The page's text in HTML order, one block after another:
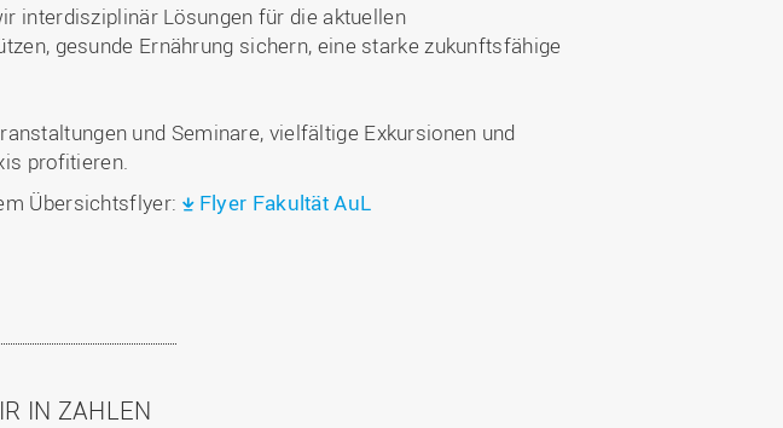
interdisziplinär Lösungen für die aktuellen
gesunde Ernährung sichern, eine starke zukunftsfähige
und Seminare, vielfältige Exkursionen und
profitieren.
Übersichtsflyer:
Flyer Fakultät AuL
IN ZAHLEN